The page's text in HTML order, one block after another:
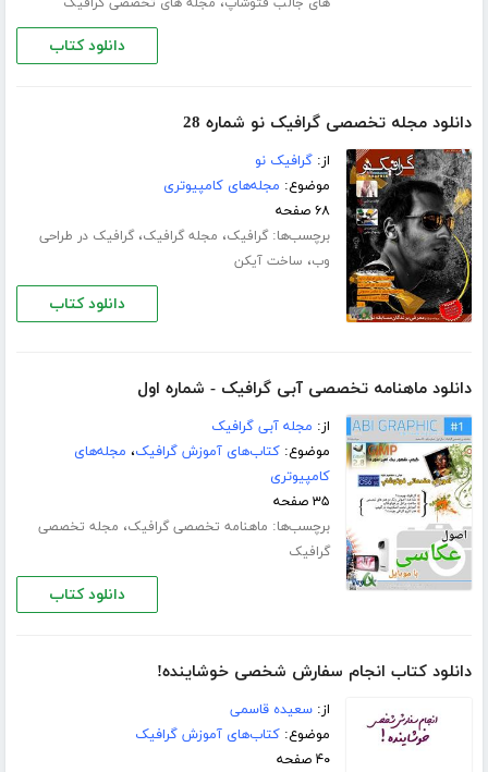
های جالب فتوشاپ مجله های تخصصی گرافیک
دانلود کتاب
دانلود مجله تخصصی گرافیک نو شماره 28
از:گرافیک نو
موضوع: مجله‌های کامپیوتری
۶۸ صفحه
برچسب‌ها:گرافیک، مجله گرافیک،گرافیک در طراحی
وب، ساخت آیکن
دانلود کتاب
دانلود ماهنامه تخصصی آبی گرافیک - شماره اول
از: مجله آبی گرافیک
موضوع:کتاب‌های آموزش گرافیک، مجله‌های
کامپیوتری
۳۵ صفحه
برچسب‌ها: ماهنامه تخصصی گرافیک، مجله تخصصی
گرافیک
دانلود کتاب
دانلود کتاب انجام سفارش شخصی خوشاینده!
از:سعیده قاسمی
موضوع:کتاب‌های آموزش گرافیک
۴۰ صفحه